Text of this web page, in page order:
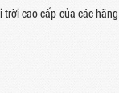
cao cấp của các hãng